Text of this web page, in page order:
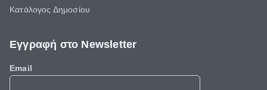
Κατάλογος Δημοσίου
Εγγραφή στο Newsletter
Email